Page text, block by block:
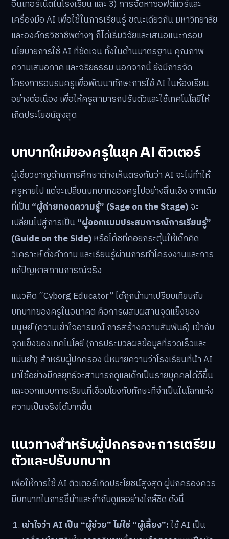
อินเทอร์เน็ตในโรงเรียน และ 3) การจัดหาซอฟต์แวร์และ
เครื่องมือ AI เพื่อใช้ในการเรียนรู้ ขณะเดียวกัน มหาวิทยาลัย
และองค์กรวิชาชีพต่างๆ ก็ได้เริ่มวิจัยและเสนอแนะกรอบ
นโยบายการใช้ AI ที่ชัดเจน ทั้งในด้านมาตรฐาน คุณภาพ
ความเสมอภาค และจริยธรรม นอกจากนี้ ยังมีการจัด
โครงการอบรมครูเพื่อพัฒนาทักษะการใช้ AI ในห้องเรียน
อย่างต่อเนื่อง เพื่อให้ครูสามารถปรับตัวและใช้เทคโนโลยีให้
เกิดประโยชน์สูงสุด
บทบาทใหม่ของครูในยุค AI ติวเตอร์
ผู้เชี่ยวชาญด้านการศึกษาต่างเห็นตรงกันว่า AI จะไม่ทำให้
ครูหายไป แต่จะเปลี่ยนบทบาทของครูไปอย่างสิ้นเชิง จากเดิม
ที่เป็น“ผู้ถ่ายทอดความรู้” (Sage on the Stage)จะ
เปลี่ยนไปสู่การเป็น“ผู้ออกแบบประสบการณ์การเรียนรู้”
(Guide on the Side)หรือโค้ชที่คอยกระตุ้นให้เด็กคิด
วิเคราะห์ ตั้งคำถาม และเรียนรู้ผ่านการทำโครงงานและการ
แก้ปัญหาสถานการณ์จริง
แนวคิด “Cyborg Educator” ได้ถูกนำมาเปรียบเทียบกับ
บทบาทของครูในอนาคต คือการผสมผสานจุดแข็งของ
มนุษย์ (ความเข้าใจอารมณ์ การสร้างความสัมพันธ์) เข้ากับ
จุดแข็งของเทคโนโลยี (การประมวลผลข้อมูลที่รวดเร็วและ
แม่นยำ) สำหรับผู้ปกครอง นี่หมายความว่าโรงเรียนที่นำ AI
มาใช้อย่างมีกลยุทธ์จะสามารถดูแลเด็กเป็นรายบุคคลได้ดีขึ้น
และออกแบบการเรียนที่เชื่อมโยงกับทักษะที่จำเป็นในโลกแห่ง
ความเป็นจริงได้มากขึ้น
แนวทางสำหรับผู้ปกครอง: การเตรียม
ตัวและปรับบทบาท
เพื่อให้การใช้ AI ติวเตอร์เกิดประโยชน์สูงสุด ผู้ปกครองควร
มีบทบาทในการชี้นำและกำกับดูแลอย่างใกล้ชิด ดังนี้
เข้าใจว่า AI เป็น “ผู้ช่วย” ไม่ใช่ “ผู้เลี้ยง”:ใช้ AI เป็น